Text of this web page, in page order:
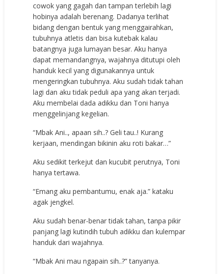
cowok yang gagah dan tampan terlebih lagi
hobinya adalah berenang. Dadanya terlihat
bidang dengan bentuk yang menggairahkan,
tubuhnya atletis dan bisa kutebak kalau
batangnya juga lumayan besar. Aku hanya
dapat memandangnya, wajahnya ditutupi oleh
handuk kecil yang digunakannya untuk
mengeringkan tubuhnya. Aku sudah tidak tahan
lagi dan aku tidak peduli apa yang akan terjadi.
Aku membelai dada adikku dan Toni hanya
menggelinjang kegelian.
“Mbak Ani.., apaan sih..? Geli tau..! Kurang
kerjaan, mendingan bikinin aku roti bakar…”
Aku sedikit terkejut dan kucubit perutnya, Toni
hanya tertawa.
“Emang aku pembantumu, enak aja.” kataku
agak jengkel.
Aku sudah benar-benar tidak tahan, tanpa pikir
panjang lagi kutindih tubuh adikku dan kulempar
handuk dari wajahnya.
“Mbak Ani mau ngapain sih..?” tanyanya.